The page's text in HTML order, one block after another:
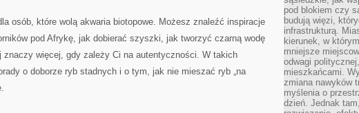
osób, które wolą akwaria biotopowe. Możesz znaleźć inspiracje
pod Afrykę, jak dobierać szyszki, jak tworzyć czarną wodę
znaczy więcej, gdy zależy Ci na autentyczności. W takich
o doborze ryb stadnych i o tym, jak nie mieszać ryb „na
pod blokiem czy
budują więzi,
infrastrukturą.
kierunek, w
mniejsze
odwagi
mieszkańcami.
zmiana nawyków
myślenia o
dzień. Jednak